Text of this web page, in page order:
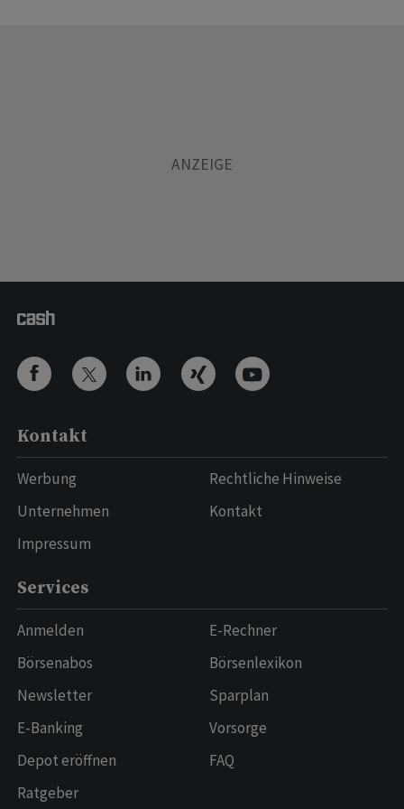
Kontakt
Werbung
Unternehmen
Impressum
Rechtliche Hinweise
Kontakt
Services
Anmelden
Börsenabos
Newsletter
E-Banking
Depot eröffnen
Ratgeber
E-Rechner
Börsenlexikon
Sparplan
Vorsorge
FAQ